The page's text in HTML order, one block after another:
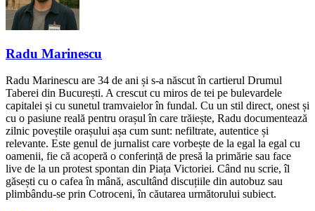
Radu Marinescu
Radu Marinescu are 34 de ani și s-a născut în cartierul Drumul
Taberei din București. A crescut cu miros de tei pe bulevardele
capitalei și cu sunetul tramvaielor în fundal. Cu un stil direct, onest și
cu o pasiune reală pentru orașul în care trăiește, Radu documentează
zilnic poveștile orașului așa cum sunt: nefiltrate, autentice și
relevante. Este genul de jurnalist care vorbește de la egal la egal cu
oamenii, fie că acoperă o conferință de presă la primărie sau face
live de la un protest spontan din Piața Victoriei. Când nu scrie, îl
găsești cu o cafea în mână, ascultând discuțiile din autobuz sau
plimbându-se prin Cotroceni, în căutarea următorului subiect.